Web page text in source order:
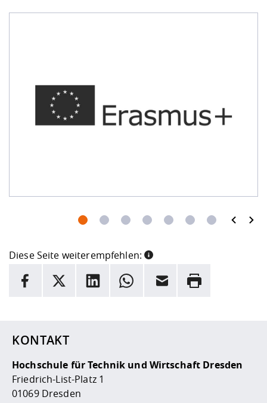
Diese Seite weiterempfehlen:
INFORMATION
Hier stehen weitere Informationen und ein Link zur
Facebook
X LinkedInWhatsappE-Mail Drucken
KONTAKT
Hochschule für Technik und Wirtschaft Dresden
Friedrich-List-Platz 1
01069 Dresden